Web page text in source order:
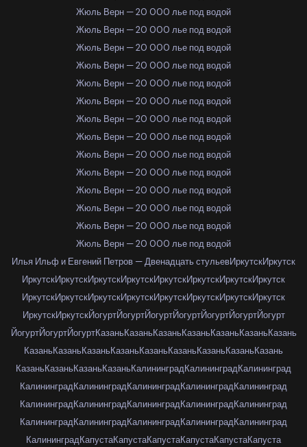
Жюль Верн — 20 000 лье под водой
Жюль Верн — 20 000 лье под водой
Жюль Верн — 20 000 лье под водой
Жюль Верн — 20 000 лье под водой
Жюль Верн — 20 000 лье под водой
Жюль Верн — 20 000 лье под водой
Жюль Верн — 20 000 лье под водой
Жюль Верн — 20 000 лье под водой
Жюль Верн — 20 000 лье под водой
Жюль Верн — 20 000 лье под водой
Жюль Верн — 20 000 лье под водой
Жюль Верн — 20 000 лье под водой
Жюль Верн — 20 000 лье под водой
Жюль Верн — 20 000 лье под водой
Илья Ильф и Евгений Петров — Двенадцать стульевИркутскИркутск
ИркутскИркутскИркутскИркутскИркутскИркутскИркутскИркутск
ИркутскИркутскИркутскИркутскИркутскИркутскИркутскИркутск
ИркутскИркутскЙогуртЙогуртЙогуртЙогуртЙогуртЙогуртЙогурт
ЙогуртЙогуртЙогуртКазаньКазаньКазаньКазаньКазаньКазаньКазань
КазаньКазаньКазаньКазаньКазаньКазаньКазаньКазаньКазань
КазаньКазаньКазаньКазаньКалининградКалининградКалининград
КалининградКалининградКалининградКалининградКалининград
КалининградКалининградКалининградКалининградКалининград
КалининградКалининградКалининградКалининградКалининград
КалининградКапустаКапустаКапустаКапустаКапустаКапуста